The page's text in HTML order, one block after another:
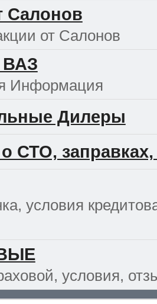
Салонов
от Салонов
ВАЗ
Информация
Дилеры
СТО, заправках,
условия
условия,